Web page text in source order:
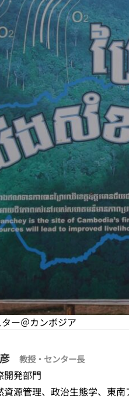
ー＠カンボジア
教授・センター長
開発部門
資源管理、政治生態学、東南